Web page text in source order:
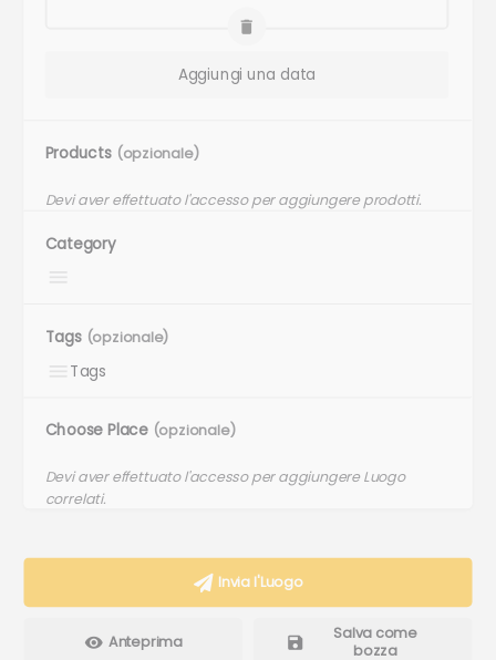
Aggiungi una data
Products (opzionale)
Devi aver effettuato l'accesso per aggiungere prodotti.
Category
Tags (opzionale)
Choose Place (opzionale)
Devi aver effettuato l'accesso per aggiungere Luogo
correlati.
Invia l'Luogo
Anteprima
Salva come
bozza